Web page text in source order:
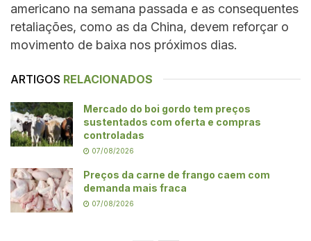
americano na semana passada e as consequentes
retaliações, como as da China, devem reforçar o
movimento de baixa nos próximos dias.
ARTIGOS RELACIONADOS
Mercado do boi gordo tem preços
sustentados com oferta e compras
controladas
07/08/2026
Preços da carne de frango caem com
demanda mais fraca
07/08/2026